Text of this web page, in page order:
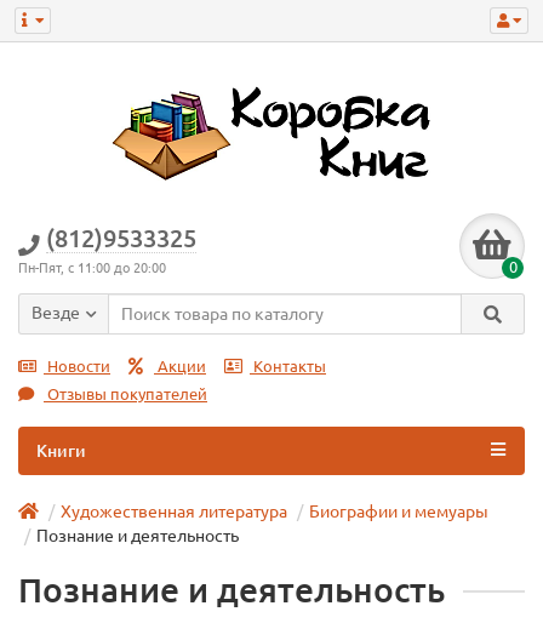
(812)9533325
Пн-Пят, с 11:00 до 20:00 0
Везде
Новости Акции
Контакты
Отзывы покупателей
Книги
Художественная литература
Биографии и мемуары
Познание и деятельность
Познание и деятельность